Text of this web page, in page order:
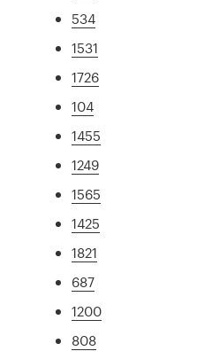
534
1531
1726
104
1455
1249
1565
1425
1821
687
1200
808